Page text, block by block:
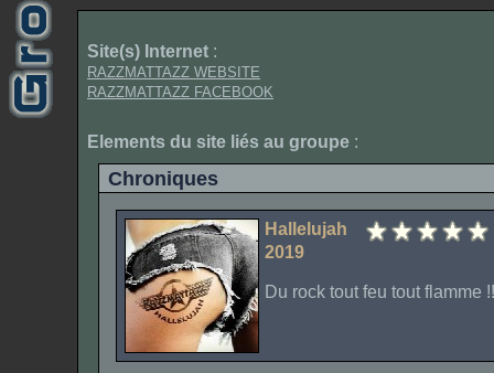
Site(s) Internet :
RAZZMATTAZZ WEBSITE
RAZZMATTAZZ FACEBOOK
Elements du site liés au groupe :
Chroniques
Hallelujah
2019
Du rock tout feu tout flamme